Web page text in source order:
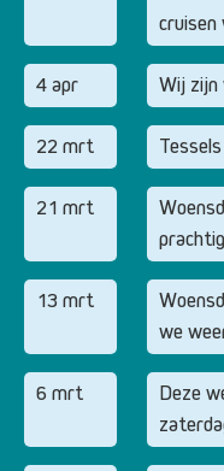
cruisen
4 apr Wij zijn
22 mrt
21 mrt
13 mrt
we
6 mrt
Deze